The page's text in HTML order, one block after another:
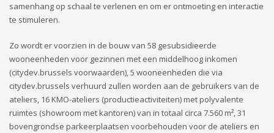
samenhang op schaal te verlenen en om er ontmoeting en interactie
te stimuleren.
Zo wordt er voorzien in de bouw van 58 gesubsidieerde
wooneenheden voor gezinnen met een middelhoog inkomen
(citydev.brussels voorwaarden), 5 wooneenheden die via
citydev.brussels verhuurd zullen worden aan de gebruikers van de
ateliers, 16 KMO-ateliers (productieactiviteiten) met polyvalente
ruimtes (showroom met kantoren) van in totaal circa 7.560 m², 31
bovengrondse parkeerplaatsen voorbehouden voor de ateliers en